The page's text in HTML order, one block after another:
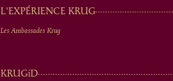
L'EXPÉRIENCE KRUG
Les Ambassades Krug
KRUGiD